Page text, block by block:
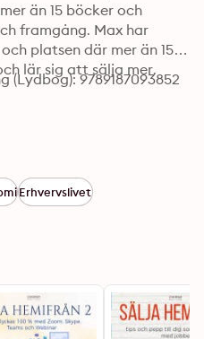
än 15 böcker och
framgång. Max har
platsen där mer än 15
lär sig att sälja mer.
(Lydbog): 9789187093852
Erhvervslivet